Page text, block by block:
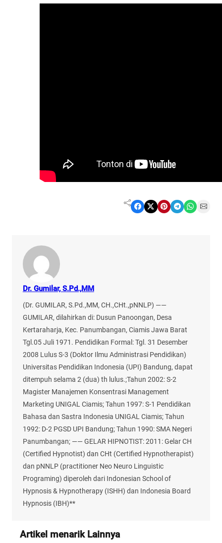
Share on Facebook Share on X Share on Pinterest Share on Telegram Share on WhatsApp Share on Email
Dr. Gumilar, S.Pd.,MM
(Dr. GUMILAR, S.Pd.,MM, CH.,CHt.,pNNLP) ——
GUMILAR, dilahirkan di: Dusun Panoongan, Desa
Kertaraharja, Kec. Panumbangan, Ciamis Jawa Barat
Tgl.05 Juli 1971. Pendidikan Formal: Tgl. 31 Desember
2008 Lulus S-3 (Doktor Ilmu Administrasi Pendidikan)
Universitas Pendidikan Indonesia (UPI) Bandung, dapat
ditempuh selama 2 (dua) th lulus.;Tahun 2002: S-2
Magister Manajemen Konsentrasi Management
Marketing UNIGAL Ciamis; Tahun 1997: S-1 Pendidikan
Bahasa dan Sastra Indonesia UNIGAL Ciamis; Tahun
1992: D-2 PGSD UPI Bandung; Tahun 1990: SMA Negeri
Panumbangan; —— GELAR HIPNOTIST: 2011: Gelar CH
(Certified Hypnotist) dan CHt (Certified Hypnotherapist)
dan pNNLP (practitioner Neo Neuro Linguistic
Programing) diperoleh dari Indonesian School of
Hypnosis & Hypnotherapy (ISHH) dan Indonesia Board
Hypnosis (IBH)**
Artikel menarik Lainnya